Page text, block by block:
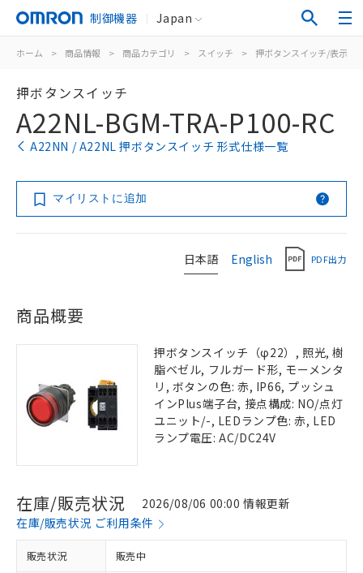
制御機器 Japan
ホーム > 商品情報 > 商品カテゴリ > スイッチ > 押ボタンスイッチ/表示灯
押ボタンスイッチ
A22NL-BGM-TRA-P100-RC
A22NN / A22NL 押ボタンスイッチ 形式仕様一覧
マイリストに追加
日本語 English PDF出力
商品概要
押ボタンスイッチ（φ22）, 照光, 樹
脂ベゼル, フルガード形, モーメンタ
リ, ボタンの色: 赤, IP66, プッシュ
インPlus端子台, 接点構成: NO/点灯
ユニット/-, LEDランプ色: 赤, LED
ランプ電圧: AC/DC24V
在庫/販売状況
2026/08/06 00:00 情報更新
在庫/販売状況 ご利用条件
販売状況 販売中